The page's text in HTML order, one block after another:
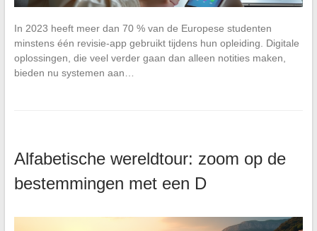
In 2023 heeft meer dan 70 % van de Europese studenten
minstens één revisie-app gebruikt tijdens hun opleiding. Digitale
oplossingen, die veel verder gaan dan alleen notities maken,
bieden nu systemen aan…
Alfabetische wereldtour: zoom op de
bestemmingen met een D